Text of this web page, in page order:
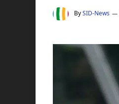
BySID-News